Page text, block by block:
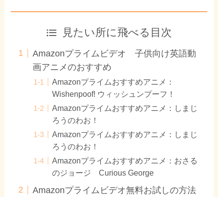
見たい所に飛べる目次
Amazonプライムビデオ 子供向け英語動
画アニメのおすすめ
Amazonプライムおすすめアニメ：
Wishenpoof! ウィッシュンプーフ！
Amazonプライムおすすめアニメ：しまじ
ろうのわお！
Amazonプライムおすすめアニメ：しまじ
ろうのわお！
Amazonプライムおすすめアニメ：おさる
のジョージ Curious George
Amazonプライムビデオ無料お試しの方法